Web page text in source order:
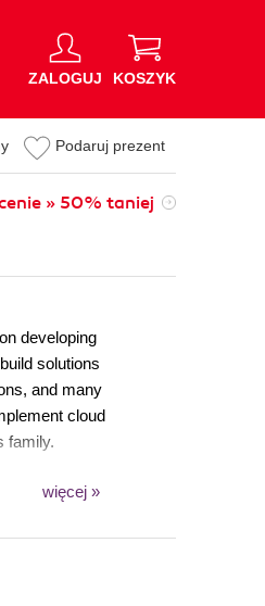
ZALOGUJ KOSZYK
Podaruj prezent
» 50% taniej
developing
solutions
and many
cloud
family.
więcej »